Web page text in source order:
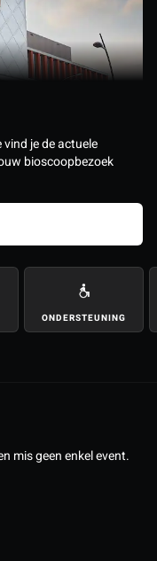
je de actuele
bioscoopbezoek
ONDERSTEUNING
mis geen enkel event.